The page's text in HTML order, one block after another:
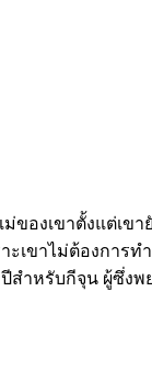
องเขาตั้งแต่เข
าะเขาไม่ต้องกา
สำหรับกีจุน ผู้ซึ่ง